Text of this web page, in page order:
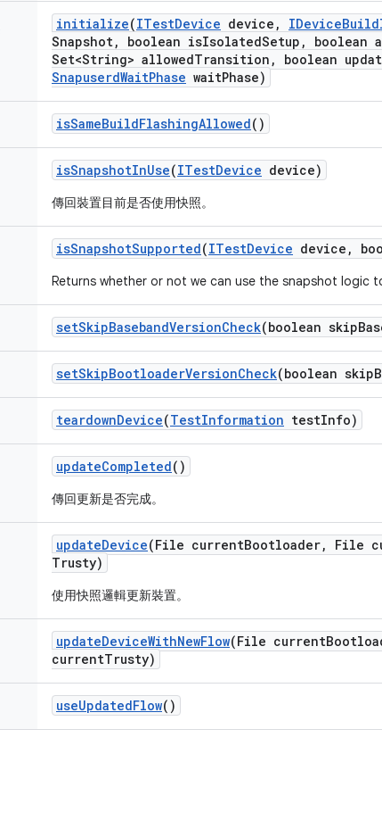
initialize(ITestDevice device , IDeviceBuild
Snapshot, boolean isIsolatedSetup , boolean
Set<String> allowedTransition , boolean
SnapuserdWaitPhase waitPhase)
isSameBuildFlashingAllowed()
isSnapshotInUse(ITestDevice device)
傳回裝置目前是否使用快照。
isSnapshotSupported(ITestDevice device ,
Returns whether or not we can use the snapshot logic
setSkipBasebandVersionCheck(boolean skip
setSkipBootloaderVersionCheck(boolean skip
teardownDevice(TestInformation testInfo)
updateCompleted()
傳回更新是否完成。
updateDevice(File currentBootloader, File
Trusty)
使用快照邏輯更新裝置。
updateDeviceWithNewFlow(File current
currentTrusty)
useUpdatedFlow()